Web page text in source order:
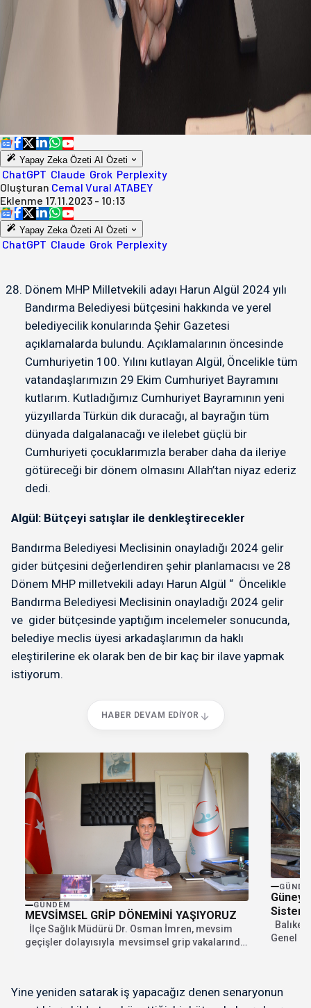
Yapay Zeka Özeti AI Özeti
ChatGPT Claude Grok Perplexity
Oluşturan Cemal Vural ATABEY
Eklenme 17.11.2023 - 10:13
Yapay Zeka Özeti AI Özeti
ChatGPT Claude Grok Perplexity
Dönem MHP Milletvekili adayı Harun Algül 2024 yılı
Bandırma Belediyesi bütçesini hakkında ve yerel
belediyecilik konularında Şehir Gazetesi
açıklamalarda bulundu. Açıklamalarının öncesinde
Cumhuriyetin 100. Yılını kutlayan Algül, Öncelikle tüm
vatandaşlarımızın 29 Ekim Cumhuriyet Bayramını
kutlarım. Kutladığımız Cumhuriyet Bayramının yeni
yüzyıllarda Türkün dik duracağı, al bayrağın tüm
dünyada dalgalanacağı ve ilelebet güçlü bir
Cumhuriyeti çocuklarımızla beraber daha da ileriye
götüreceği bir dönem olmasını Allah’tan niyaz ederiz
dedi.
Algül: Bütçeyi satışlar ile denkleştirecekler
Bandırma Belediyesi Meclisinin onayladığı 2024 gelir
gider bütçesini değerlendiren şehir planlamacısı ve 28
Dönem MHP milletvekili adayı Harun Algül “ Öncelikle
Bandırma Belediyesi Meclisinin onayladığı 2024 gelir
ve gider bütçesinde yaptığım incelemeler sonucunda,
belediye meclis üyesi arkadaşlarımın da haklı
eleştirilerine ek olarak ben de bir kaç bir ilave yapmak
istiyorum.
HABER DEVAM EDIYOR
GÜNDEM
MEVSİMSEL GRİP DÖNEMİNİ YAŞIYORUZ
İlçe Sağlık Müdürü Dr. Osman İmren, mevsim
geçişler dolayısıyla mevsimsel grip vakalarında
Güney
Genel
Yine yeniden satarak iş yapacağız denen senaryonun